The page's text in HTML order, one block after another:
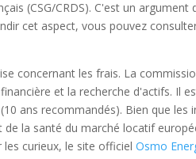
(CSG/CRDS). C'est un
cet aspect, vous pouvez
concernant les frais. La
et la recherche d'actifs. Il
ans recommandés). Bien que
de la santé du marché locatif
les curieux, le site officielOsmo